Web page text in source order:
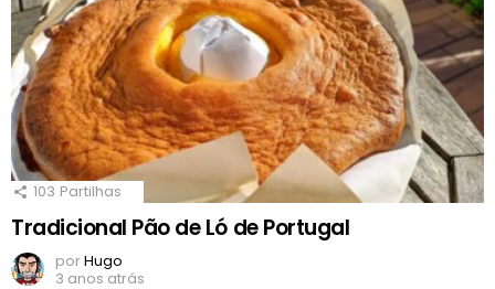
103 Partilhas
Tradicional Pão de Ló de Portugal
porHugo
3 anos atrás